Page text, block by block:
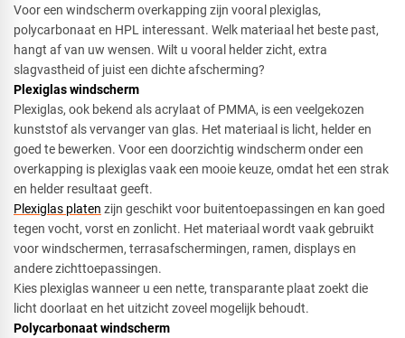
Voor een windscherm overkapping zijn vooral plexiglas,
polycarbonaat en HPL interessant. Welk materiaal het beste past,
hangt af van uw wensen. Wilt u vooral helder zicht, extra
slagvastheid of juist een dichte afscherming?
Plexiglas windscherm​
Plexiglas, ook bekend als acrylaat of PMMA, is een veelgekozen
kunststof als vervanger van glas. Het materiaal is licht, helder en
goed te bewerken. Voor een doorzichtig windscherm onder een
overkapping is plexiglas vaak een mooie keuze, omdat het een strak
en helder resultaat geeft.
Plexiglas platen zijn geschikt voor buitentoepassingen en kan goed
tegen vocht, vorst en zonlicht. Het materiaal wordt vaak gebruikt
voor windschermen, terrasafschermingen, ramen, displays en
andere zichttoepassingen.
Kies plexiglas wanneer u een nette, transparante plaat zoekt die
licht doorlaat en het uitzicht zoveel mogelijk behoudt.
Polycarbonaat windscherm​